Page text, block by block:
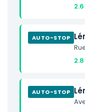
AUTO-STOP
AUTO-STOP